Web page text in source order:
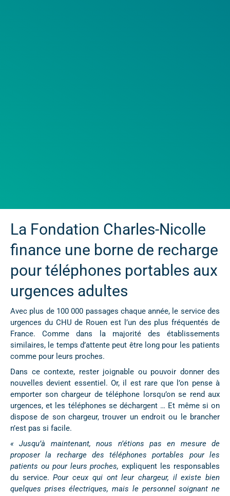
La Fondation Charles-Nicolle
finance une borne de recharge
pour téléphones portables aux
urgences adultes
Avec plus de 100 000 passages chaque année, le service des
urgences du CHU de Rouen est l’un des plus fréquentés de
France. Comme dans la majorité des établissements
similaires, le temps d’attente peut être long pour les patients
comme pour leurs proches.
Dans ce contexte, rester joignable ou pouvoir donner des
nouvelles devient essentiel. Or, il est rare que l’on pense à
emporter son chargeur de téléphone lorsqu’on se rend aux
urgences, et les téléphones se déchargent … Et même si on
dispose de son chargeur, trouver un endroit ou le brancher
n’est pas si facile.
« Jusqu’à maintenant, nous n’étions pas en mesure de
proposer la recharge des téléphones portables pour les
patients ou pour leurs proches, expliquent les responsables
du service.Pour ceux qui ont leur chargeur, il existe bien
quelques prises électriques, mais le personnel soignant ne